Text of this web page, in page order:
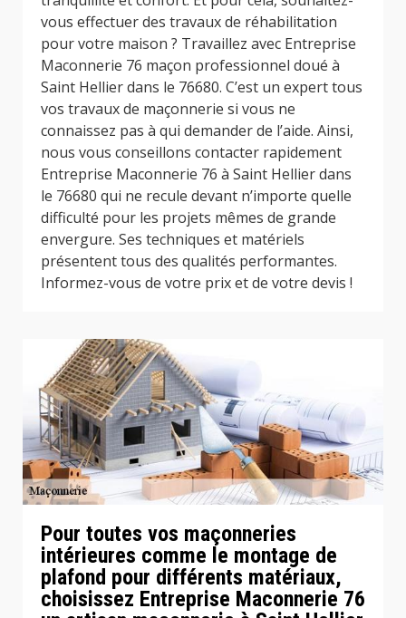
vous effectuer des travaux de réhabilitation
pour votre maison ? Travaillez avec Entreprise
Maconnerie 76 maçon professionnel doué à
Saint Hellier dans le 76680. C’est un expert tous
vos travaux de maçonnerie si vous ne
connaissez pas à qui demander de l’aide. Ainsi,
nous vous conseillons contacter rapidement
Entreprise Maconnerie 76 à Saint Hellier dans
le 76680 qui ne recule devant n’importe quelle
difficulté pour les projets mêmes de grande
envergure. Ses techniques et matériels
présentent tous des qualités performantes.
Informez-vous de votre prix et de votre devis !
Pour toutes vos maçonneries
intérieures comme le montage de
plafond pour différents matériaux,
choisissez Entreprise Maconnerie 76